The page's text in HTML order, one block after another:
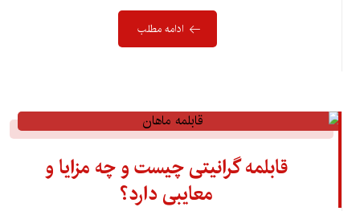
ادامه مطلب
قابلمه گرانیتی چیست و چه مزایا و
معایبی دارد؟